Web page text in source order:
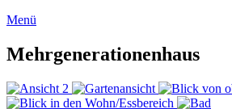
Menü
Mehrgenerationenhaus